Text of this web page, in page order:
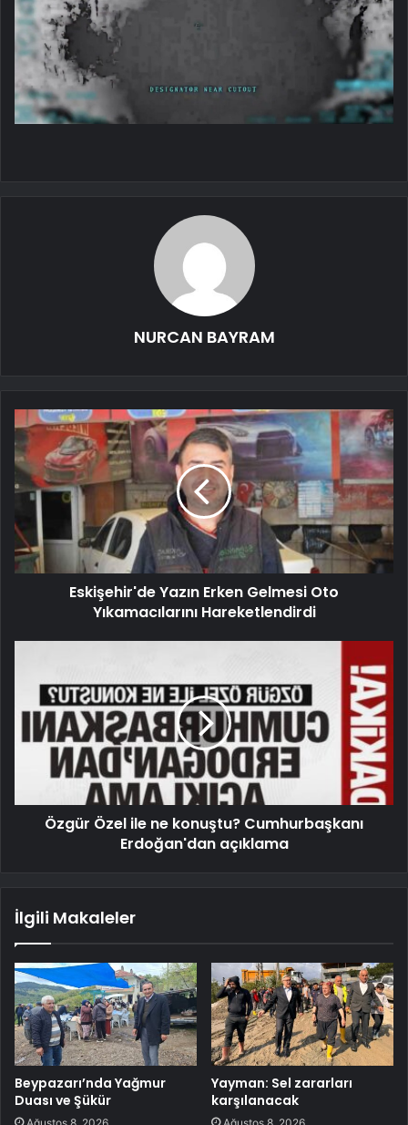
NURCAN BAYRAM
Eskişehir'de Yazın Erken Gelmesi Oto
Yıkamacılarını Hareketlendirdi
Özgür Özel ile ne konuştu? Cumhurbaşkanı
Erdoğan'dan açıklama
İlgili Makaleler
Beypazarı’nda Yağmur
Duası ve Şükür
Yayman: Sel zararları
karşılanacak